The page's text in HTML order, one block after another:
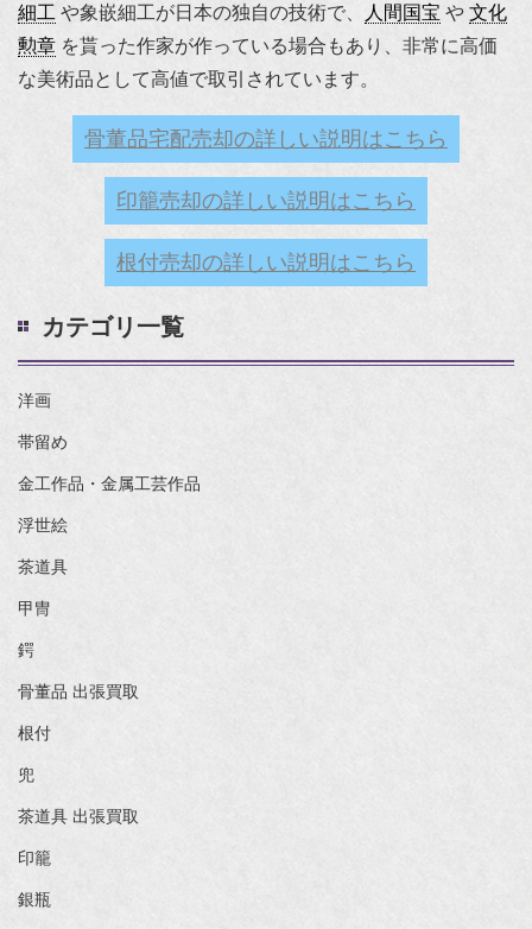
細工 や象嵌細工が日本の独自の技術で、 人間国宝 や 文化
勲章 を貰った作家が作っている場合もあり、非常に高価
な美術品として高値で取引されています。
骨董品宅配売却の詳しい説明はこちら
印籠売却の詳しい説明はこちら
根付売却の詳しい説明はこちら
カテゴリ一覧
洋画
帯留め
金工作品・金属工芸作品
浮世絵
茶道具
甲冑
鍔
骨董品 出張買取
根付
兜
茶道具 出張買取
印籠
銀瓶